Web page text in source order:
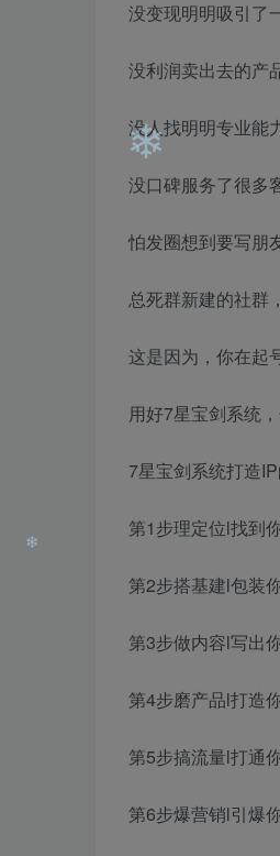
没变现明明吸引了
没利润卖出去的产
没人找明明专业能
没口碑服务了很多
怕发圈想到要写朋
总死群新建的社群
这是因为，你在起
用好7星宝剑系统
7星宝剑系统打造
第1步理定位l找到
第2步搭基建l包装
第3步做内容l写出
第4步磨产品l打造
第5步搞流量l打通
第6步爆营销l引爆
❄